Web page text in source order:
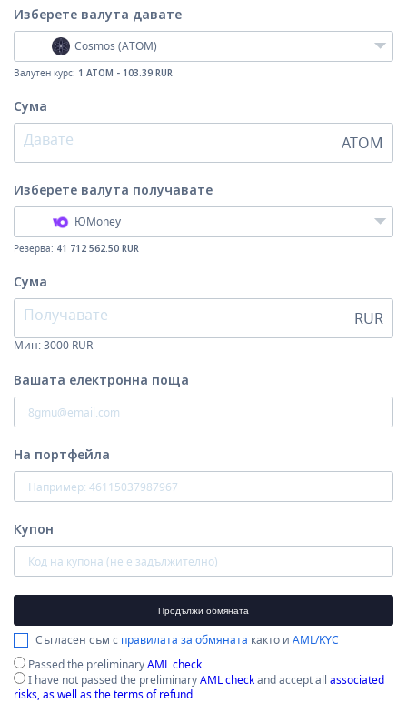
Изберете валута давате
Cosmos (ATOM)
Валутен курс: 1 ATOM - 103.39 RUR
Сума
ATOM
Изберете валута получавате
ЮMoney
Резерва: 41 712 562.50 RUR
Сума
RUR
Мин:3000 RUR
Вашата електронна поща
На портфейла
Купон
Продължи обмяната
Съгласен съм с правилата за обмяната както и AML/KYC
Passed the preliminaryAML check
I have not passed the preliminaryAML checkand accept all associated
risks, as well as the terms of refund